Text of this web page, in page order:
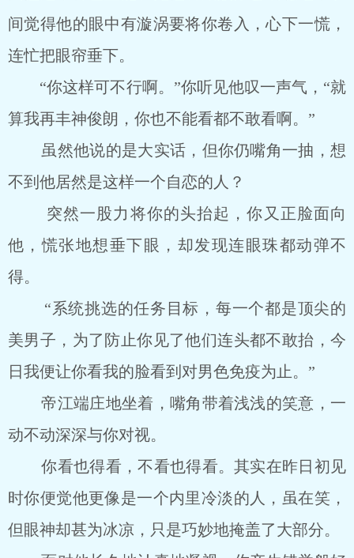
间觉得他的眼中有漩涡要将你卷入，心下一慌，
连忙把眼帘垂下。
“你这样可不行啊。”你听见他叹一声气，“就
算我再丰神俊朗，你也不能看都不敢看啊。”
虽然他说的是大实话，但你仍嘴角一抽，想
不到他居然是这样一个自恋的人？
突然一股力将你的头抬起，你又正脸面向
他，慌张地想垂下眼，却发现连眼珠都动弹不
得。
“系统挑选的任务目标，每一个都是顶尖的
美男子，为了防止你见了他们连头都不敢抬，今
日我便让你看我的脸看到对男色免疫为止。”
帝江端庄地坐着，嘴角带着浅浅的笑意，一
动不动深深与你对视。
你看也得看，不看也得看。其实在昨日初见
时你便觉他更像是一个内里冷淡的人，虽在笑，
但眼神却甚为冰凉，只是巧妙地掩盖了大部分。